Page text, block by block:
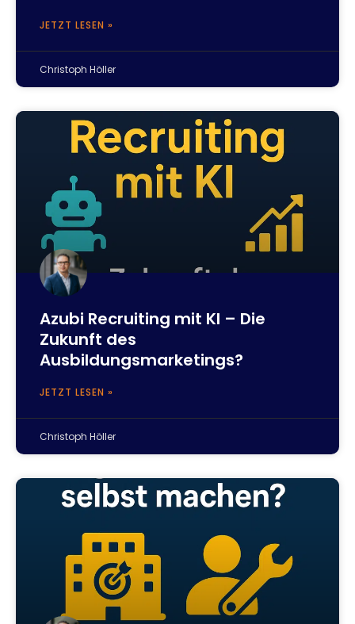
JETZT LESEN »
Christoph Höller
Azubi Recruiting mit KI – Die
Zukunft des
Ausbildungsmarketings?
JETZT LESEN »
Christoph Höller